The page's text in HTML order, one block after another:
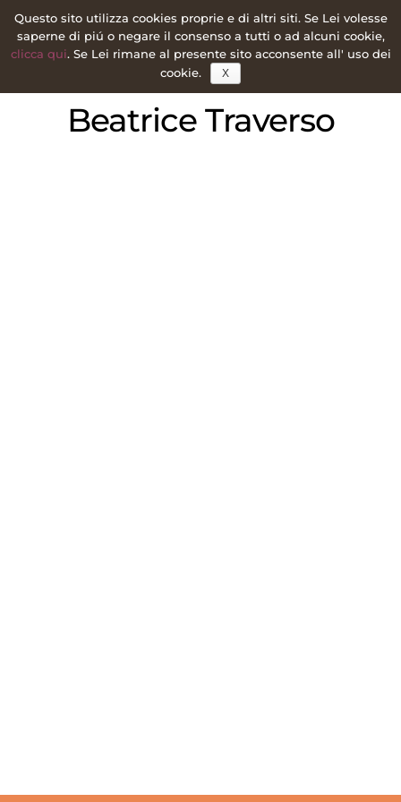
Beatrice Traverso
Questo sito utilizza cookies proprie e di altri siti. Se Lei volesse
saperne di piú o negare il consenso a tutti o ad alcuni cookie,
clicca qui. Se Lei rimane al presente sito acconsente all' uso dei
cookie.
X